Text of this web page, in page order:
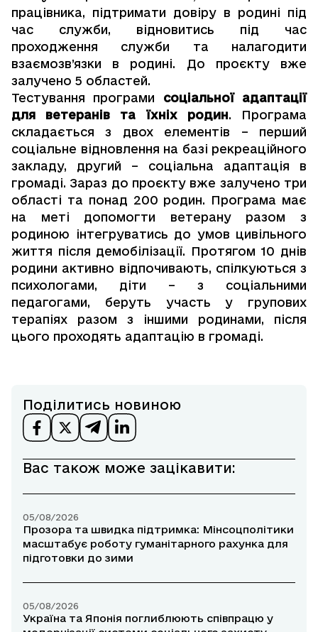
працівника, підтримати довіру в родині під
час служби, відновитись під час
проходження служби та налагодити
взаємозв’язки в родині. До проєкту вже
залучено 5 областей.
Тестування програми соціальної адаптації
для ветеранів та їхніх родин.
Програма
складається з двох елементів – перший
соціальне відновлення на базі рекреаційного
закладу, другий – соціальна адаптація в
громаді. Зараз до проєкту вже залучено три
області та понад 200 родин. Програма має
на меті допомогти ветерану разом з
родиною інтегруватись до умов цивільного
життя після демобілізації. Протягом 10 днів
родини активно відпочивають, спілкуються з
психологами, діти – з соціальними
педагогами, беруть участь у групових
терапіях разом з іншими родинами, після
цього проходять адаптацію в громаді.
Поділитись новиною
Вас також може зацікавити:
05/08/2026
Прозора та швидка підтримка: Мінсоцполітики
масштабує роботу гуманітарного рахунка для
підготовки до зими
05/08/2026
Україна та Японія поглиблюють співпрацю у